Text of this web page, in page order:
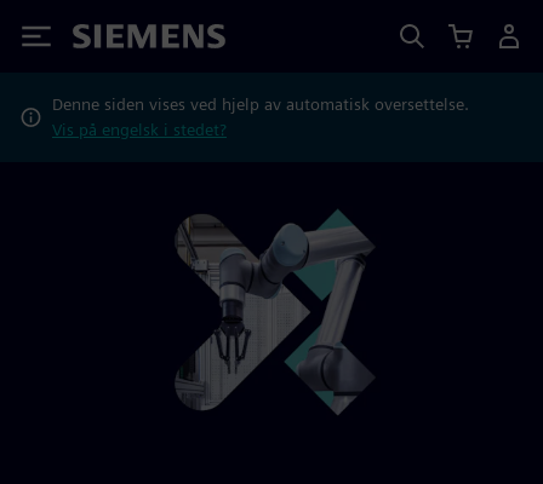
Siemens
Denne siden vises ved hjelp av automatisk oversettelse.
Vis på engelsk i stedet?